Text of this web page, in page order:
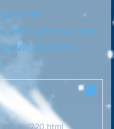
?
posts/220.html